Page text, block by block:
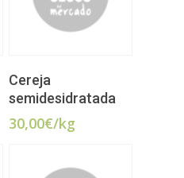
Cereja
semidesidratada
30,00€/kg